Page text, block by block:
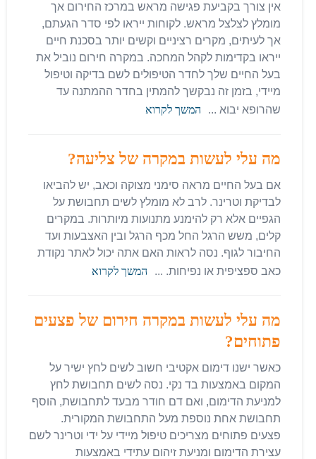
אין צורך בקביעת פגישה מראש במרכז החירום אך
מומלץ לצלצל מראש. לקוחות ייראו לפי סדר הגעתם,
אך לעיתים, מקרים רציניים וקשים יותר בסכנת חיים
ייראו בקדימות לקהל המחכה. במקרה חירום נוביל את
בעל החיים שלך לחדר הטיפולים לשם בדיקה וטיפול
מיידי, בזמן זה נבקשך להמתין בחדר ההמתנה עד
שהרופא יבוא ...
המשך לקרוא
מה עלי לעשות במקרה של צליעה?
אם בעל החיים מראה סימני מצוקה וכאב, יש להביאו
לבדיקת וטרינר. לרב לא מומלץ לשים תחבושת על
הגפיים אלא רק להימנע מתנועות מיותרות. במקרים
קלים, משש הרגל החל מכף הרגל ובין האצבעות ועד
החיבור לגוף. נסה לראות האם אתה יכול לאתר נקודת
כאב ספציפית או נפיחות. ...
המשך לקרוא
מה עלי לעשות במקרה חירום של פצעים
פתוחים?
כאשר ישנו דימום אקטיבי חשוב לשים לחץ ישיר על
המקום באמצעות בד נקי. נסה לשים תחבושת לחץ
למניעת הדימום, ואם דם חודר מבעד לתחבושת, הוסף
תחבושת אחת נוספת מעל התחבושת המקורית.
פצעים פתוחים מצריכים טיפול מיידי על ידי וטרינר לשם
עצירת הדימום ומניעת זיהום עתידי באמצעות